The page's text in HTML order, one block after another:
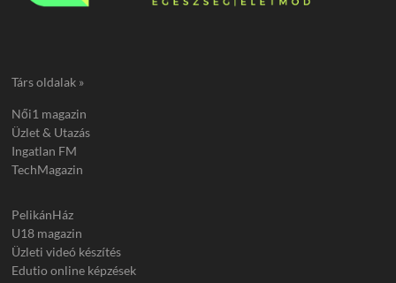
Társ oldalak »
Női1 magazin
Üzlet & Utazás
Ingatlan FM
TechMagazin
PelikánHáz
U18 magazin
Üzleti videó készítés
Edutio online képzések